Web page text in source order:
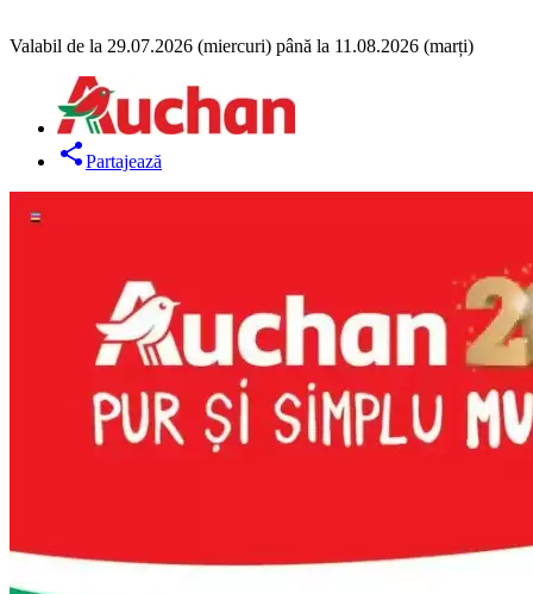
Valabil de la 29.07.2026 (miercuri) până la 11.08.2026 (marți)
Partajează